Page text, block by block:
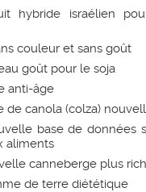
hybride israélien
couleur et sans goût
goût pour le soja
anti-âge
de canola (colza)
base de données
aliments
canneberge plus
de terre diététique